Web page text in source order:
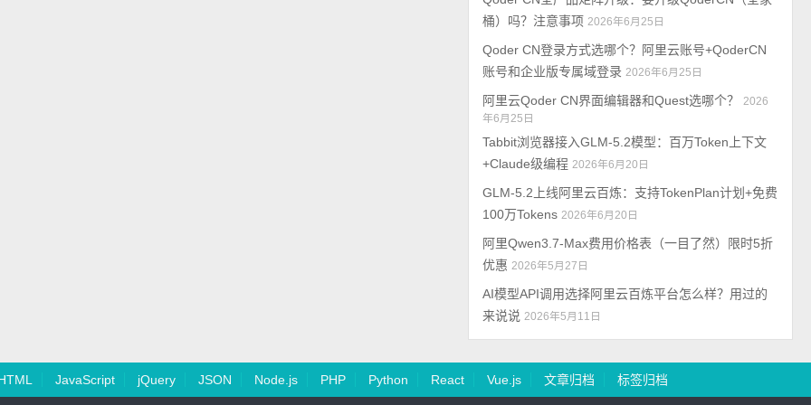
桶）吗？注意事项 2026年6月25日
Qoder CN登录方式选哪个？阿里云账号+QoderCN
账号和企业版专属域登录 2026年6月25日
阿里云Qoder CN界面编辑器和Quest选哪个？
2026
年6月25日
Tabbit浏览器接入GLM-5.2模型：百万Token上下文
+Claude级编程 2026年6月20日
GLM-5.2上线阿里云百炼：支持TokenPlan计划+免费
100万Tokens 2026年6月20日
阿里Qwen3.7-Max费用价格表（一目了然）限时5折
优惠 2026年5月27日
AI模型API调用选择阿里云百炼平台怎么样？用过的
来说说 2026年5月11日
JavaScript jQuery JSON Node.js PHP Python React Vue.js 文章归档 标签归档